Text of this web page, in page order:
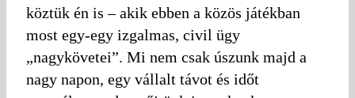
köztük én is – akik ebben a közös játékban
most egy-egy izgalmas, civil ügy
„nagykövetei”. Mi nem csak úszunk majd a
nagy napon, egy vállalt távot és időt